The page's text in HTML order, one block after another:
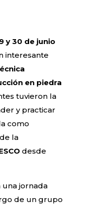
y 30 de junio
interesante
en piedra
tuvieron la
y practicar
como
la
desde
jornada
de un grupo